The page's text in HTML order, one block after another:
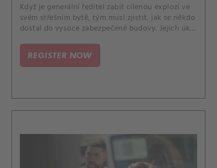
Když je generální ředitel zabit cílenou explozí ve
svém střešním bytě, tým musí zjistit, jak se někdo
dostal do vysoce zabezpečené budovy. Jejich úkol
může být dílem umělé inteligence.
REGISTER NOW